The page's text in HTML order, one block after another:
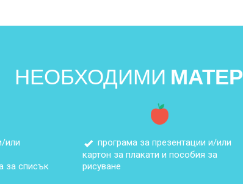
НЕОБХОДИМИ
или
за списък
програма за презентации и/или
картон за плакати и пособия за
рисуване